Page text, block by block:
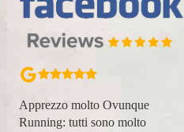
Organizzazione perfetta,
accompagnatori super